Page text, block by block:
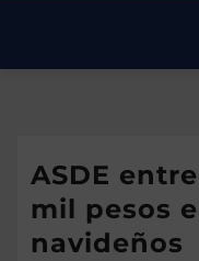
ASDE
mil pesos
navideños